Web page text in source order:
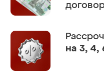
на 3, 4,